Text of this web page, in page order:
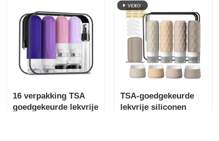
16 verpakking TSA
goedgekeurde lekvrije
TSA-goedgekeurde
lekvrije siliconen